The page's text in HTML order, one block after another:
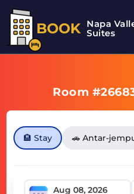
BOOK Napa
Suites
Room
🏨 Stay 🚗 Antar-